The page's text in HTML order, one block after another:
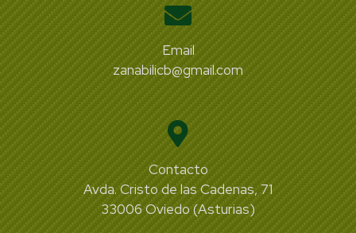
Email
zanabilicb@gmail.com
Contacto
Avda. Cristo de las Cadenas, 71
33006 Oviedo (Asturias)